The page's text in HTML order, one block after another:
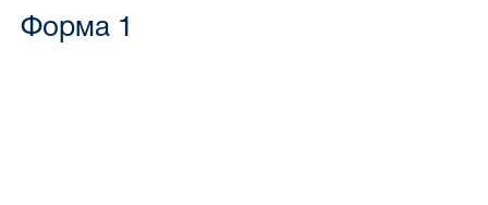
Форма 1